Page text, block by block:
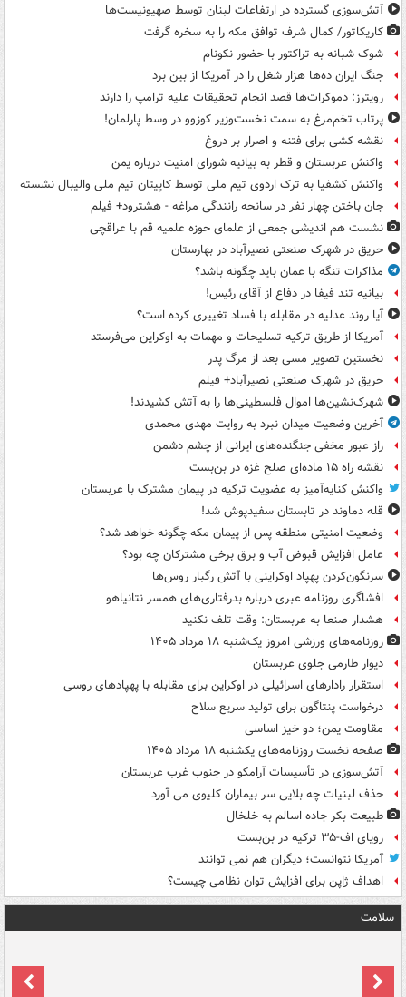
آتش‌سوزی گسترده در ارتفاعات لبنان توسط صهیونیست‌ها
کاریکاتور/ کمال شرف توافق مکه را به سخره گرفت
شوک شبانه به تراکتور با حضور نکونام
جنگ ایران ده‌ها هزار شغل را در آمریکا از بین برد
رویترز: دموکرات‌ها قصد انجام تحقیقات علیه ترامپ را دارند
پرتاب تخم‌مرغ به سمت نخست‌وزیر کوزوو در وسط پارلمان!
نقشه کشی برای فتنه و اصرار بر دروغ
واکنش عربستان و قطر به بیانیه شورای امنیت درباره یمن
واکنش کشفیا به ترک اردوی تیم ملی توسط کاپیتان تیم ملی والیبال نشسته
جان باختن چهار نفر در سانحه رانندگی مراغه - هشترود+ فیلم
نشست هم اندیشی جمعی از علمای حوزه علمیه قم با عراقچی
حریق در شهرک صنعتی نصیرآباد در بهارستان
مذاکرات تنگه با عمان باید چگونه باشد؟
بیانیه تند فیفا در دفاع از آقای رئیس!
آیا روند عدلیه در مقابله با فساد تغییری کرده است؟
آمریکا از طریق ترکیه تسلیحات و مهمات به اوکراین می‌فرستد
نخستین تصویر مسی بعد از مرگ پدر
حریق در شهرک صنعتی نصیرآباد+ فیلم
شهرک‌نشین‌ها اموال فلسطینی‌ها را به آتش کشیدند!
آخرین وضعیت میدان نبرد به روایت مهدی محمدی
راز عبور مخفی جنگنده‌های ایرانی از چشم دشمن
نقشه راه ۱۵ ماده‌ای صلح غزه در بن‌بست
واکنش کنایه‌آمیز به عضویت ترکیه در پیمان مشترک با عربستان
قله دماوند در تابستان سفیدپوش شد!
وضعیت امنیتی منطقه پس از پیمان مکه چگونه خواهد شد؟
عامل افزایش قبوض آب و برق برخی مشترکان چه بود؟
سرنگون‌کردن پهپاد اوکراینی با آتش رگبار روس‌ها
افشاگری روزنامه عبری درباره بدرفتاری‌های همسر نتانیاهو
هشدار صنعا به عربستان: وقت تلف نکنید
روزنامه‌های ورزشی امروز یک‌شنبه ۱۸ مرداد ۱۴۰۵
دیوار طارمی جلوی عربستان
استقرار رادارهای اسرائیلی در اوکراین برای مقابله با پهپادهای روسی
درخواست پنتاگون برای تولید سریع سلاح
مقاومت یمن؛ دو خیز اساسی
صفحه نخست روزنامه‌های یکشنبه ۱۸ مرداد ۱۴۰۵
آتش‌سوزی در تأسیسات آرامکو در جنوب غرب عربستان
حذف لبنیات چه بلایی سر بیماران کلیوی می آورد
طبیعت بکر جاده اسالم به خلخال
رویای اف-۳۵ ترکیه در بن‌بست
آمریکا نتوانست؛ دیگران هم نمی توانند
اهداف ژاپن برای افزایش توان نظامی چیست؟
سلامت